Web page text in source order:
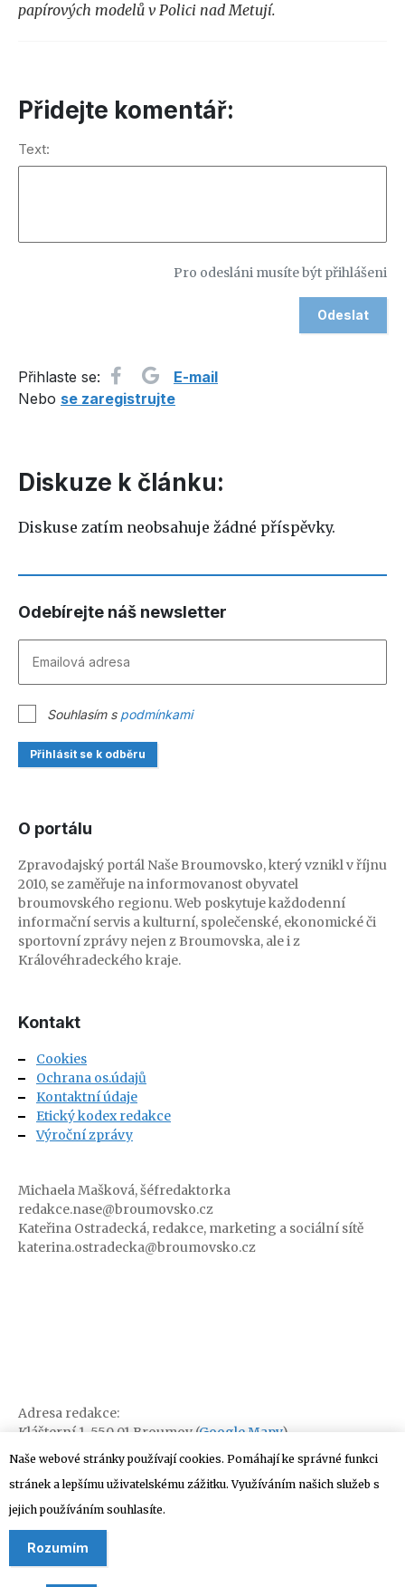
papírových modelů v Polici nad Metují.
Přidejte komentář:
Text:
Pro odesláni musíte být přihlášeni
Přihlaste se:
E-mail
Nebo se zaregistrujte
Diskuze k článku:
Diskuse zatím neobsahuje žádné příspěvky.
Odebírejte náš newsletter
Souhlasím s podmínkami
Přihlásit se k odběru
O portálu
Zpravodajský portál Naše Broumovsko, který vznikl v říjnu
2010, se zaměřuje na informovanost obyvatel
broumovského regionu. Web poskytuje každodenní
informační servis a kulturní, společenské, ekonomické či
sportovní zprávy nejen z Broumovska, ale i z
Královéhradeckého kraje.
Kontakt
Cookies
Ochrana os.údajů
Kontaktní údaje
Etický kodex redakce
Výroční zprávy
Michaela Mašková, šéfredaktorka
redakce.nase@broumovsko.cz
Kateřina Ostradecká, redakce, marketing a sociální sítě
katerina.ostradecka@broumovsko.cz
Adresa redakce:
Klášterní 1, 550 01 Broumov (Google Mapy)
Naše webové stránky používají cookies. Pomáhají ke správné funkci
stránek a lepšímu uživatelskému zážitku. Využíváním našich služeb s
jejich používáním souhlasíte.
Rozumím